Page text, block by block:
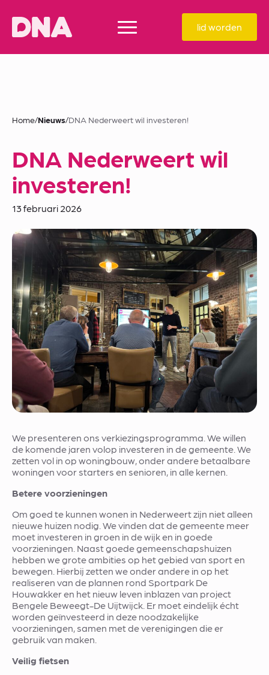
lid worden
Home/Nieuws/DNA Nederweert wil investeren!
DNA Nederweert wil
investeren!
13 februari 2026
We presenteren ons verkiezingsprogramma. We willen
de komende jaren volop investeren in de gemeente. We
zetten vol in op woningbouw, onder andere betaalbare
woningen voor starters en senioren, in alle kernen.
Betere voorzieningen
Om goed te kunnen wonen in Nederweert zijn niet alleen
nieuwe huizen nodig. We vinden dat de gemeente meer
moet investeren in groen in de wijk en in goede
voorzieningen. Naast goede gemeenschapshuizen
hebben we grote ambities op het gebied van sport en
bewegen. Hierbij zetten we onder andere in op het
realiseren van de plannen rond Sportpark De
Houwakker en het nieuw leven inblazen van project
Bengele Beweegt-De Uijtwijck. Er moet eindelijk écht
worden geïnvesteerd in deze noodzakelijke
voorzieningen, samen met de verenigingen die er
gebruik van maken.
Veilig fietsen